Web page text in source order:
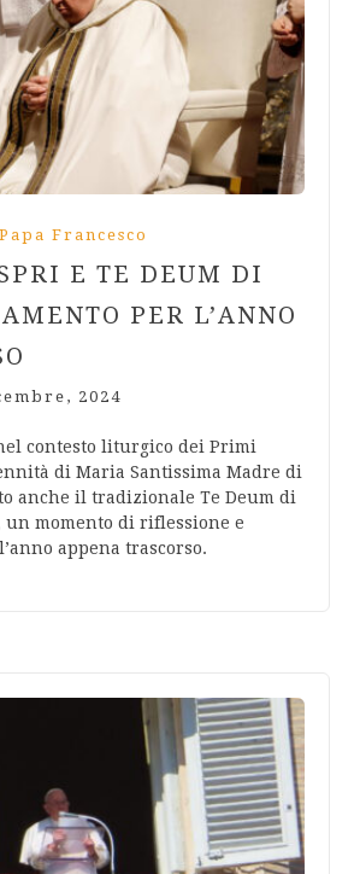
Francesco
E TE DEUM DI
PER L’ANNO
2024
contesto liturgico dei Primi
di Maria Santissima Madre di
anche il tradizionale Te Deum di
momento di riflessione e
appena trascorso.